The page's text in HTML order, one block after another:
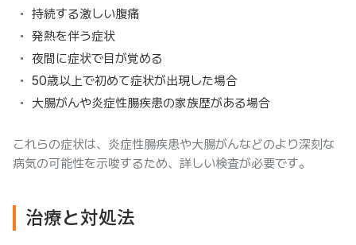
持続する激しい腹痛
発熱を伴う症状
夜間に症状で目が覚める
50歳以上で初めて症状が出現した場合
大腸がんや炎症性腸疾患の家族歴がある場合
これらの症状は、炎症性腸疾患や大腸がんなどのより深刻な
病気の可能性を示唆するため、詳しい検査が必要です。
治療と対処法